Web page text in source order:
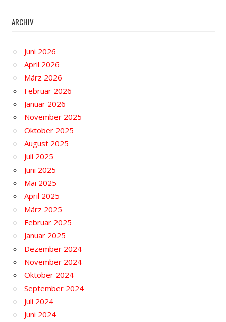
ARCHIV
Juni 2026
April 2026
März 2026
Februar 2026
Januar 2026
November 2025
Oktober 2025
August 2025
Juli 2025
Juni 2025
Mai 2025
April 2025
März 2025
Februar 2025
Januar 2025
Dezember 2024
November 2024
Oktober 2024
September 2024
Juli 2024
Juni 2024